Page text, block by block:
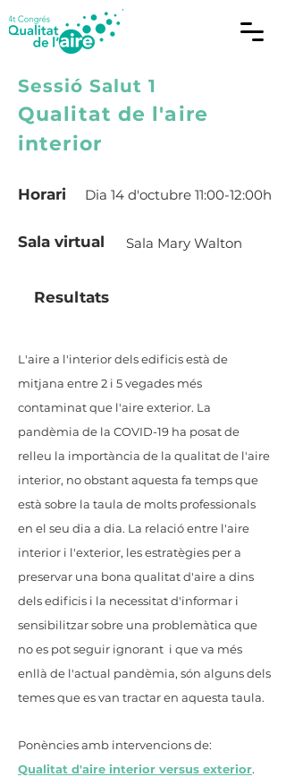
Sessió Salut 1
Qualitat de l'aire
interior
Horari Dia 14 d'octubre 11:00-12:00h
Sala virtual Sala Mary Walton
Resultats
L'aire a l'interior dels edificis està de
mitjana entre 2 i 5 vegades més
contaminat que l'aire exterior. La
pandèmia de la COVID-19 ha posat de
relleu la importància de la qualitat de l'aire
interior, no obstant aquesta fa temps que
està sobre la taula de molts professionals
en el seu dia a dia. La relació entre l'aire
interior i l'exterior, les estratègies per a
preservar una bona qualitat d'aire a dins
dels edificis i la necessitat d'informar i
sensibilitzar sobre una problemàtica que
no es pot seguir ignorant i que va més
enllà de l'actual pandèmia, són alguns dels
temes que es van tractar en aquesta taula.
Ponències amb intervencions de:
Qualitat d'aire interior versus exterior.